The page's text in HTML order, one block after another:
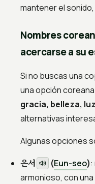
mantener el
Nombres
acercarse a su
Si no buscas una
una opción
gracia, belleza,
alternativas
Algunas opciones
은서 (Eun-seo)
armonioso, con